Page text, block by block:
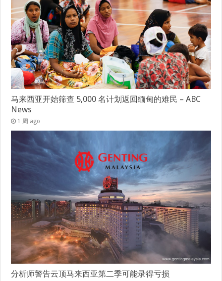
马来西亚开始筛查 5,000 名计划返回缅甸的难民 – ABC
News
1 周 ago
分析师警告云顶马来西亚第二季可能录得亏损